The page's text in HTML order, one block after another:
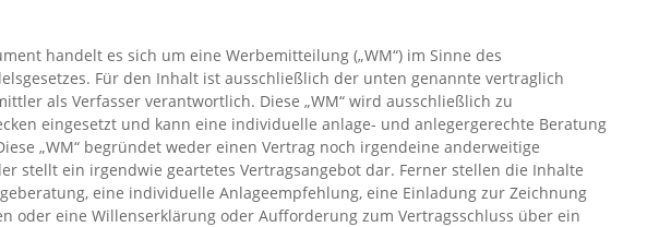
handelt es sich um eine Werbemitteilung („WM“) im Sinne des
Für den Inhalt ist ausschließlich der unten genannte vertraglich
als Verfasser verantwortlich. Diese „WM“ wird ausschließlich zu
eingesetzt und kann eine individuelle anlage- und anlegergerechte Beratung
„WM“ begründet weder einen Vertrag noch irgendeine anderweitige
stellt ein irgendwie geartetes Vertragsangebot dar. Ferner stellen die Inhalte
eine individuelle Anlageempfehlung, eine Einladung zur Zeichnung
oder eine Willenserklärung oder Aufforderung zum Vertragsschluss über ein